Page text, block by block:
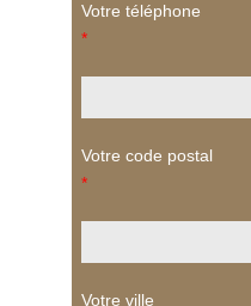
Votre téléphone
*
Votre code postal
*
Votre ville